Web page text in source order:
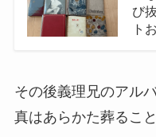
び
ト
その後義理兄のアル
真はあらかた葬るこ